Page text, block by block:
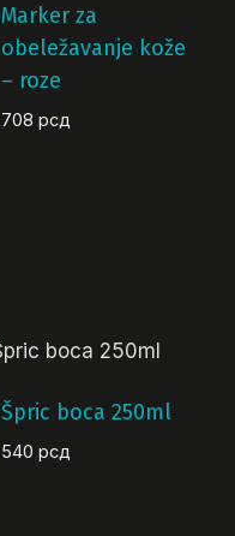
Marker za
obeležavanje kože
– roze
708 рсд
Špric boca 250ml
540 рсд